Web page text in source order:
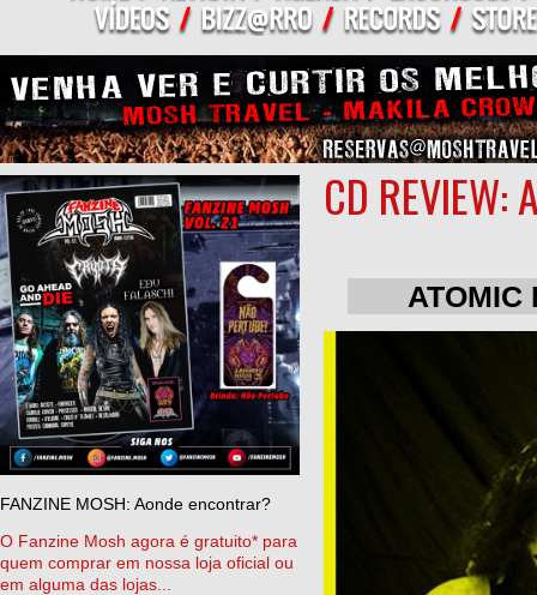
FANZINE MOSH: Aonde encontrar?
O Fanzine Mosh agora é gratuito* para
quem comprar em nossa loja oficial ou
em alguma das lojas...
CD REVIEW:
ATOMIC